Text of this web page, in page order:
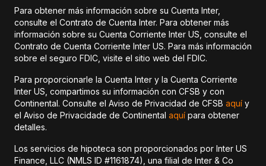
Para obtener más información sobre su Cuenta Inter,
consulte el Contrato de Cuenta Inter. Para obtener más
información sobre su Cuenta Corriente Inter US, consulte el
Contrato de Cuenta Corriente Inter US. Para más información
sobre el seguro FDIC, visite el sitio web del FDIC.
Para proporcionarle la Cuenta Inter y la Cuenta Corriente
Inter US, compartimos su información con CFSB y con
Continental. Consulte el Aviso de Privacidad de CFSB aquí y
el Aviso de Privacidade de Continental aquí para obtener
detalles.
Los servicios de hipoteca son proporcionados por Inter US
Finance, LLC (NMLS ID #1161874), una filial de Inter & Co